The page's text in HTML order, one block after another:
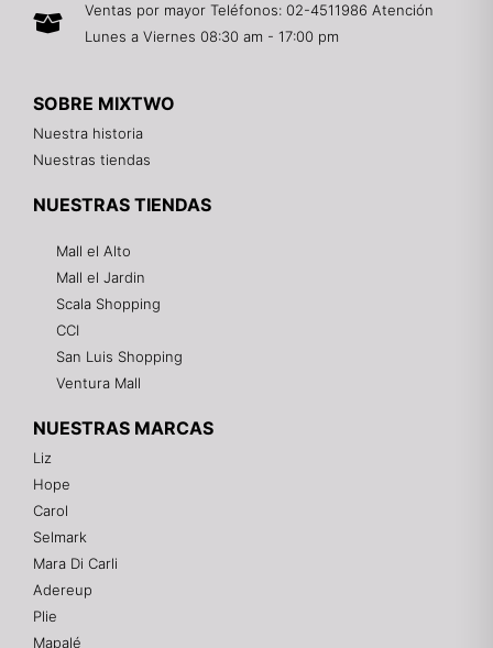
Ventas por mayor Teléfonos: 02-4511986 Atención
Lunes a Viernes 08:30 am - 17:00 pm
SOBRE MIXTWO
Nuestra historia
Nuestras tiendas
NUESTRAS TIENDAS
Mall el Alto
Mall el Jardin
Scala Shopping
CCI
San Luis Shopping
Ventura Mall
NUESTRAS MARCAS
Liz
Hope
Carol
Selmark
Mara Di Carli
Adereup
Plie
Mapalé
¡Hola! 👋
Gracias por visitarnos. Te asesoramos